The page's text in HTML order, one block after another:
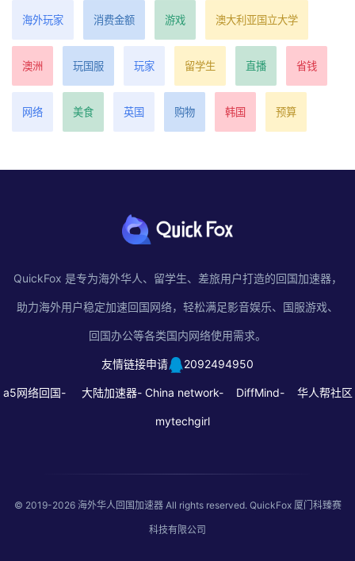
海外玩家 消费金额 游戏 澳大利亚国立大学
澳洲 玩国服 玩家 留学生 直播 省钱
网络 美食 英国 购物 韩国 预算
QuickFox 是专为海外华人、留学生、差旅用户打造的回国加速器，
助力海外用户稳定加速回国网络，轻松满足影音娱乐、国服游戏、
回国办公等各类国内网络使用需求。
友情链接申请 2092494950
a5网络回国- 大陆加速器- China network- DiffMind- 华人帮社区
mytechgirl
© 2019-2026 海外华人回国加速器All rights reserved. QuickFox 厦门科臻赛
科技有限公司